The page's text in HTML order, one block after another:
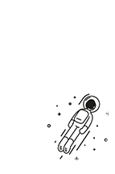
水
妖
视